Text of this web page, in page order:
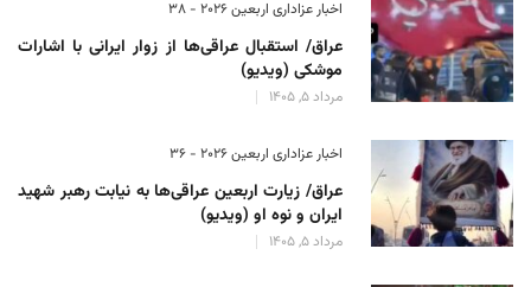
اخبار عزاداری اربعین ۲۰۲۶ - 38
عراق/ استقبال عراقی‌ها از زوار ایرانی با اشارات
موشکی (ویدیو)
مرداد 5, 1405
اخبار عزاداری اربعین ۲۰۲۶ - 36
عراق/ زیارت اربعین عراقی‌ها به نیابت رهبر شهید
ایران و نوه او (ویدیو)
مرداد 5, 1405